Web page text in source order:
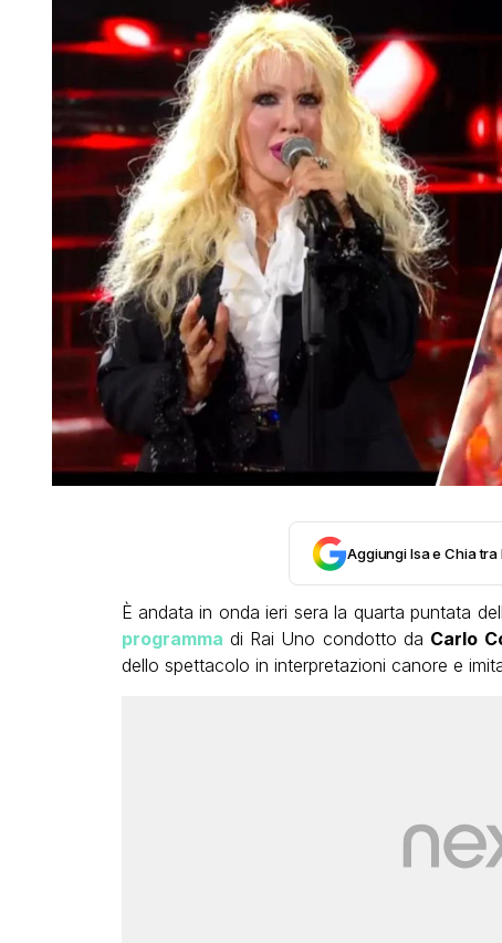
Aggiungi Isa e Chia
È andata in onda ieri sera la quarta puntata
programma di Rai Uno condotto da Carlo
dello spettacolo in interpretazioni canore e